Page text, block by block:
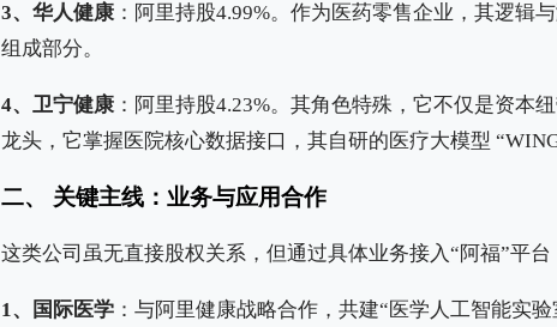
3、华人健康 ：阿里持股4.99%。作为医药零售企业，其逻辑
组成部分。
4、卫宁健康 ：阿里持股4.23%。其角色特殊，它不仅是资本
龙头，它掌握医院核心数据接口，其自研的医疗大模型
二、 关键主线：业务与应用合作
这类公司虽无直接股权关系，但通过具体业务接入“阿福”平台
1、国际医学 ：与阿里健康战略合作，共建“医学人工智能实